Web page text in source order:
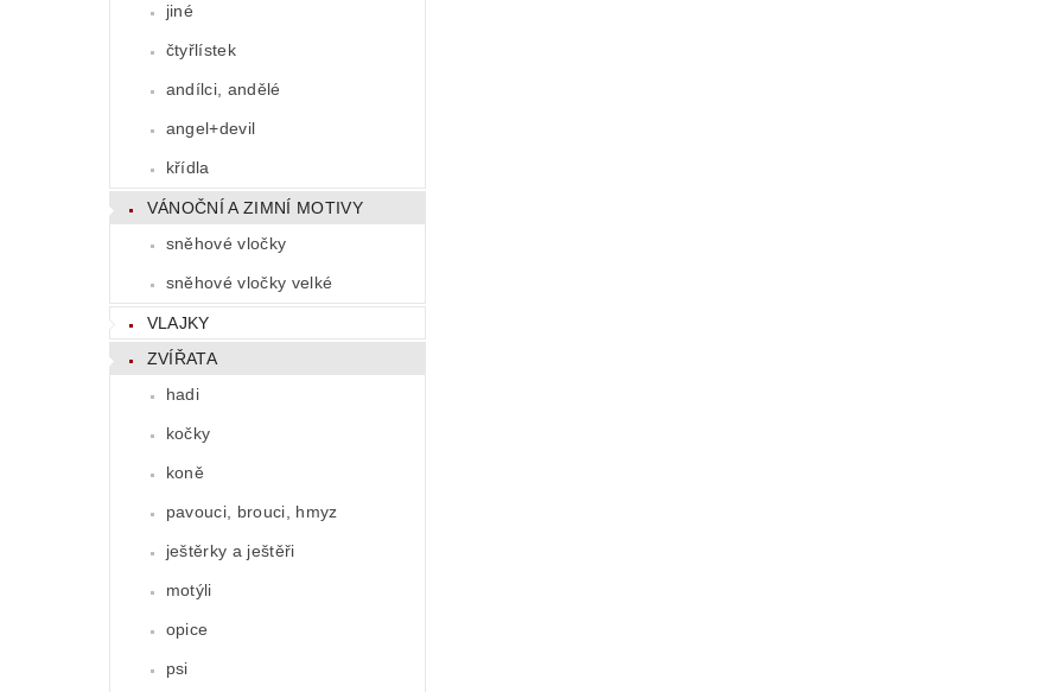
jiné
čtyřlístek
andílci, andělé
angel+devil
křídla
VÁNOČNÍ A ZIMNÍ MOTIVY
sněhové vločky
sněhové vločky velké
VLAJKY
ZVÍŘATA
hadi
kočky
koně
pavouci, brouci, hmyz
ještěrky a ještěři
motýli
opice
psi